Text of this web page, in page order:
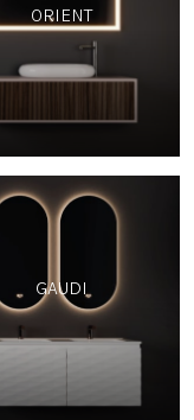
ORIENT
GAUDI